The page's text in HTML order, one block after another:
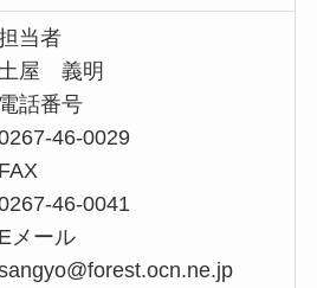
当者
屋 義明
話番号
46-0029
46-0041
メール